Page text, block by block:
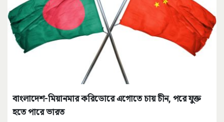
বাংলাদেশ-মিয়ানমার করিডোরে এগোতে চায় চীন, পরে যুক্ত
হতে পারে ভারত